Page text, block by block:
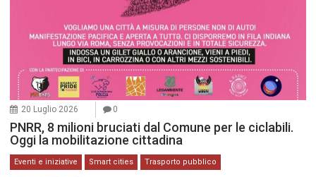
20 Luglio 2026 0
PNRR, 8 milioni bruciati dal Comune per le ciclabili.
Oggi la mobilitazione cittadina
Eventi e iniziative Smart cities Trasporto pubblico